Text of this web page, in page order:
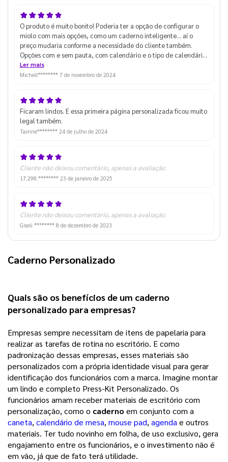
O produto é muito bonito! Poderia ter a opção de configurar o
miolo com mais opções, como um caderno inteligente... aí o
preço mudaria conforme a necessidade do cliente também.
Opções com e sem pauta, com calendário e o tipo de calendário,
planners etc.
Ler mais
Michell******** 7 de novembro de 2024
Ficaram lindos. E essa primeira página personalizada ficou muito
legal também.
Tairine******** 24 de julho de 2024
Cliente não deixou comentário, apenas a avaliação
17.298.******** 23 de janeiro de 2025
Cliente não deixou comentário, apenas a avaliação
Giseli ******** 8 de dezembro de 2023
Caderno Personalizado
Quais são os benefícios de um caderno
personalizado para empresas?
Empresas sempre necessitam de itens de papelaria para
realizar as tarefas de rotina no escritório. E como
padronização dessas empresas, esses materiais são
personalizados com a própria identidade visual para gerar
identificação dos funcionários com a marca. Imagine montar
um lindo e completo Press-Kit Personalizado. Os
funcionários amam receber materiais de escritório com
personalização, como o caderno em conjunto com a
caneta,calendário de mesa,mouse pad,agendae outros
materiais. Ter tudo novinho em folha, de uso exclusivo, gera
engajamento entre os funcionários, e o investimento não é
em vão, já que de fato terá utilidade.